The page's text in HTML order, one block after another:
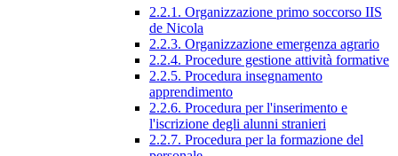
2.2.1. Organizzazione primo soccorso IIS
de Nicola
2.2.3. Organizzazione emergenza agrario
2.2.4. Procedure gestione attività formative
2.2.5. Procedura insegnamento
apprendimento
2.2.6. Procedura per l'inserimento e
l'iscrizione degli alunni stranieri
2.2.7. Procedura per la formazione del